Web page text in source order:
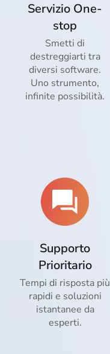
Servizio One-
stop
Smetti di
destreggiarti tra
diversi software.
Uno strumento,
infinite possibilità.
Supporto
Prioritario
Tempi di risposta più
rapidi e soluzioni
istantanee da
esperti.